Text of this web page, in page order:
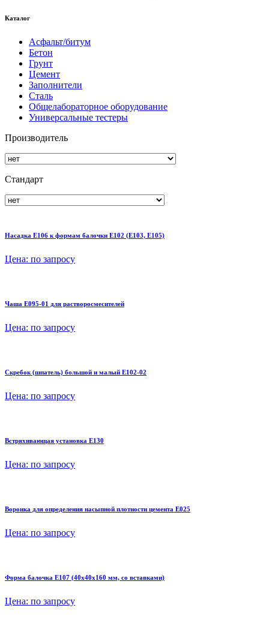
Каталог
Асфальт/битум
Бетон
Грунт
Цемент
Заполнители
Сталь
Общелабораторное оборудование
Универсальные тестеры
Производитель
Стандарт
Насадка E106 к формам балочки E102 (E103, E105)
Цена: по запросу
Чаша E095-01 для растворосмесителей
Цена: по запросу
Скребок (шпатель) большой и малый E102-02
Цена: по запросу
Встряхивающая установка E130
Цена: по запросу
Воронка для определения насыпной плотности цемента E025
Цена: по запросу
Форма балочка E107 (40х40х160 мм, со вставками)
Цена: по запросу